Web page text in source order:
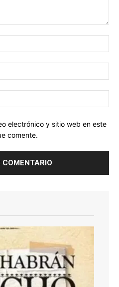
electrónico y sitio web en este
comente.